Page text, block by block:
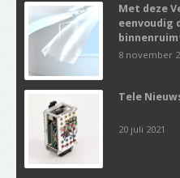
Met deze
eenvoudig
8 november
Tele
20 juli 2021